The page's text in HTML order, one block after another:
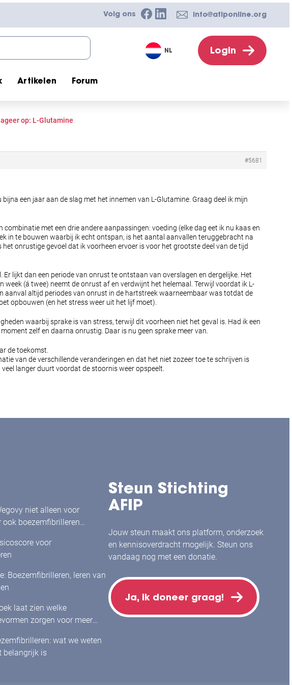
Volg ons info@afiponline.org
Artikelen Forum
Login
NL
op: L-Glutamine
#5681
een jaar aan de slag met het innemen van L-Glutamine. Graag deel ik mijn
met een drie andere aanpassingen: voeding (elke dag eet ik nu kaas en
in te bouwen waarbij ik echt ontspan, is het aantal aanvallen teruggebracht na
onrustige gevoel dat ik voorheen ervoer is voor het grootste deel van de tijd
lijkt dan een periode van onrust te ontstaan van overslagen en dergelijke. Het
week (á twee) neemt de onrust af en verdwijnt het helemaal. Terwijl voordat ik L-
altijd periodes van onrust in de hartstreek waarneembaar was totdat de
opbouwen (en het stress weer uit het lijf moet).
waarbij sprake is van stress, terwijl dit voorheen niet het geval is. Had ik een
zelf en daarna onrustig. Daar is nu geen sprake meer van.
de toekomst.
van de verschillende veranderingen en dat het niet zozeer toe te schrijven is
langer duurt voordat de stoornis weer opspeelt.
niet alleen voor
ook boezemfibrilleren
voor
Boezemfibrilleren, leren van
laat zien welke
zorgen voor meer
wat we weten
belangrijk is
Steun Stichting
AFIP
Jouw steun maakt ons platform, onderzoek
en kennisoverdracht mogelijk. Steun ons
vandaag nog met een donatie.
Ja, ik doneer graag!